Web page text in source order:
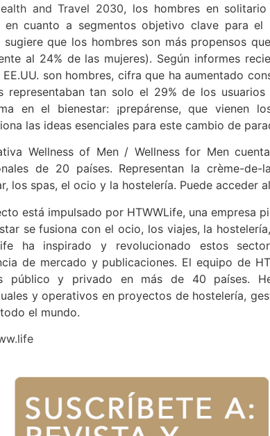
and Travel 2030, los hombres en
en cuanto a segmentos objetivo clave para el
sugiere que los hombres son más propensos
al 24% de las mujeres). Según informes
EE.UU. son hombres, cifra que ha aumentado
representaban tan solo el 29% de los
en el bienestar: ¡prepárense, que vienen
las ideas esenciales para este cambio de
Wellness of Men / Wellness for Men
de 20 países. Representan la crème-
los spas, el ocio y la hostelería. Puede acceder
está impulsado por HTWWLife, una empresa
se fusiona con el ocio, los viajes, la
ha inspirado y revolucionado estos
de mercado y publicaciones. El equipo de
público y privado en más de 40 países.
y operativos en proyectos de hostelería,
el mundo.